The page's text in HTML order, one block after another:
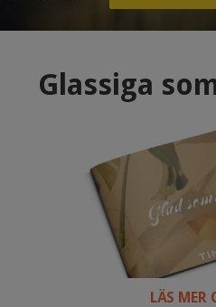
Glassiga
LÄS MER